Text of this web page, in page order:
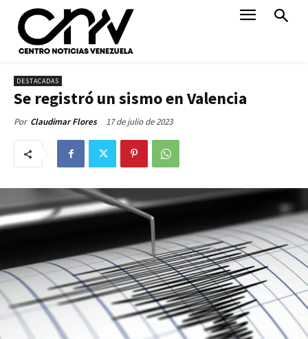
DESTACADAS
Se registró un sismo en Valencia
Por Claudimar Flores 17 de julio de 2023